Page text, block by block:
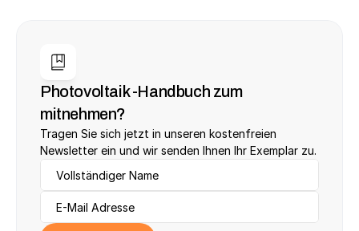
Photovoltaik -Handbuch zum
mitnehmen?
Tragen Sie sich jetzt in unseren kostenfreien
Newsletter ein und wir senden Ihnen Ihr Exemplar zu.